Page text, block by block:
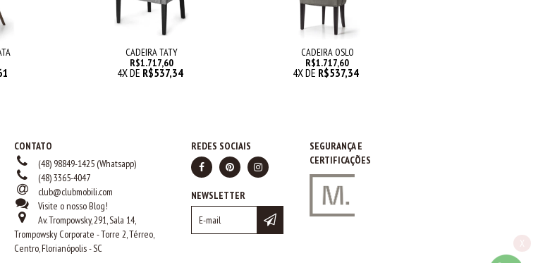
CADEIRA TATY
R$1.717,60
4X DE R$537,34
CADEIRA OSLO
R$1.717,60
4X DE R$537,34
CONTATO
(48) 98849-1425 (Whatsapp)
(48) 3365-4047
club@clubmobili.com
Visite o nosso Blog!
Av. Trompowsky, 291, Sala 14,
Trompowsky Corporate - Torre 2, Térreo,
Centro, Florianópolis - SC
REDES SOCIAIS
NEWSLETTER
SEGURANÇA E
CERTIFICAÇÕES